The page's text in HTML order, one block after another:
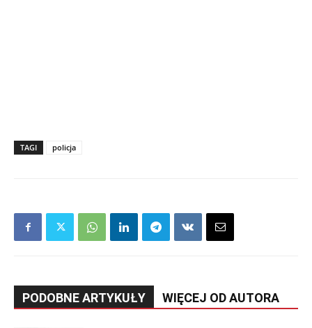
TAGI policja
PODOBNE ARTYKUŁY WIĘCEJ OD AUTORA